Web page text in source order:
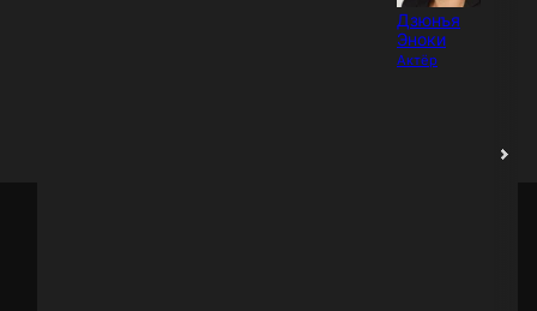
Дзюнъя
Эноки
Актёр